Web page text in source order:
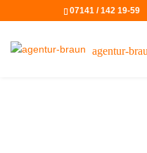
07141 / 142 19-59
agentur-